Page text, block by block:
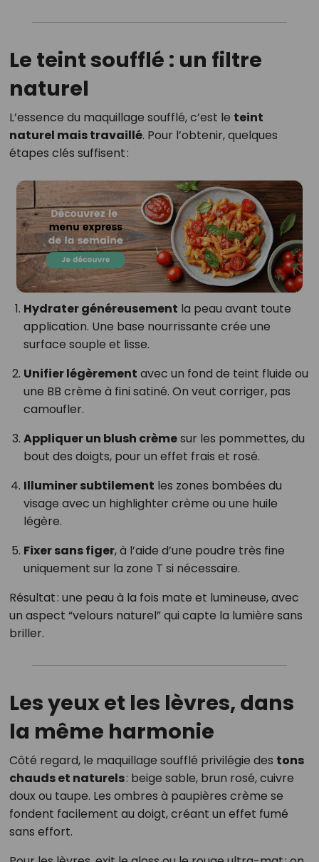
Le teint soufflé : un filtre
naturel
L’essence du maquillage soufflé, c’est le teint
naturel mais travaillé. Pour l’obtenir, quelques
étapes clés suffisent :
Hydrater généreusement la peau avant toute
application. Une base nourrissante crée une
surface souple et lisse.
Unifier légèrement avec un fond de teint fluide ou
une BB crème à fini satiné. On veut corriger, pas
camoufler.
Appliquer un blush crèmesur les pommettes, du
bout des doigts, pour un effet frais et rosé.
Illuminer subtilement les zones bombées du
visage avec un highlighter crème ou une huile
légère.
Fixer sans figer, à l’aide d’une poudre très fine
uniquement sur la zone T si nécessaire.
Résultat : une peau à la fois mate et lumineuse, avec
un aspect “velours naturel” qui capte la lumière sans
briller.
Les yeux et les lèvres, dans
la même harmonie
Côté regard, le maquillage soufflé privilégie des tons
chauds et naturels: beige sable, brun rosé, cuivre
doux ou taupe. Les ombres à paupières crème se
fondent facilement au doigt, créant un effet fumé
sans effort.